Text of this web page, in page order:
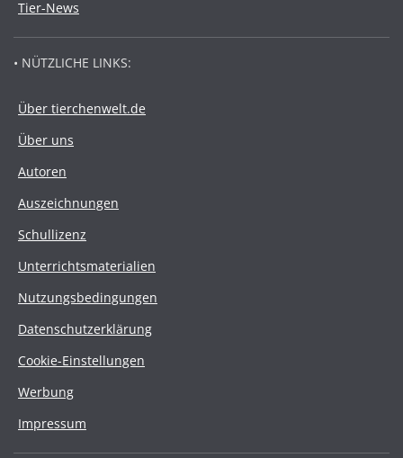
Tier-News
• NÜTZLICHE LINKS:
Über tierchenwelt.de
Über uns
Autoren
Auszeichnungen
Schullizenz
Unterrichtsmaterialien
Nutzungsbedingungen
Datenschutzerklärung
Cookie-Einstellungen
Werbung
Impressum